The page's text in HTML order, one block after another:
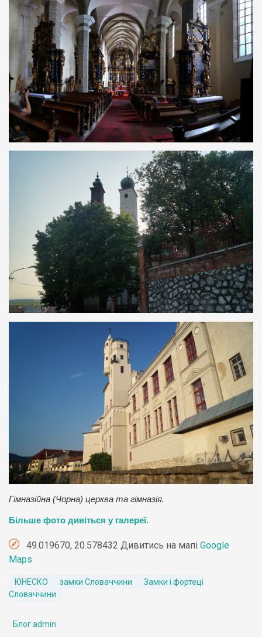
Гімназійна (Чорна) церква та гімназія.
Більше фото дивіться у галереї.
49.019670, 20.578432 Дивитись на мапі Google
Maps
ЮНЕСКО замки Словаччини
Замки і фортеці
Словаччини
Блог admin